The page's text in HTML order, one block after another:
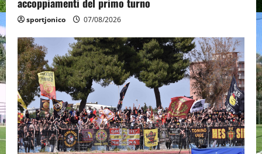
sportjonico 07/08/2026